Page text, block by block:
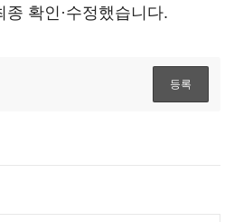
확인·수정했습니다.